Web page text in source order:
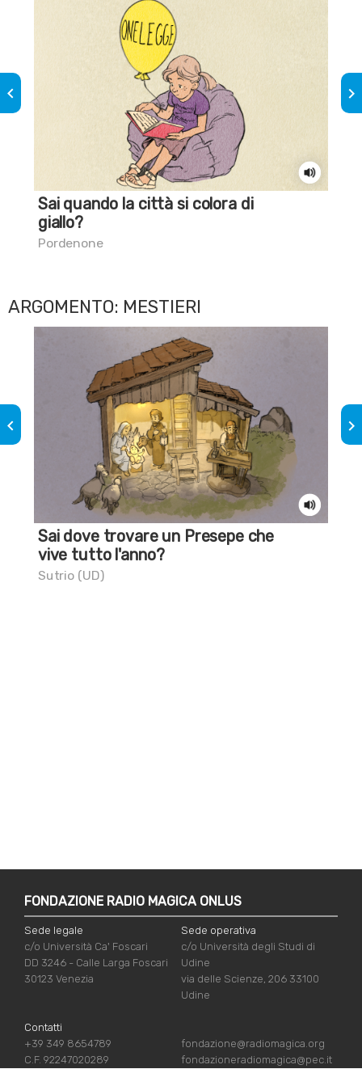
Sai quando la città si colora di
giallo?
Pordenone
keyboard_arrow_left keyboard_arrow_right
ARGOMENTO: MESTIERI
Sai dove trovare un Presepe che
vive tutto l'anno?
Sutrio (UD)
keyboard_arrow_left keyboard_arrow_right
FONDAZIONE RADIO MAGICA ONLUS
Sede legale
c/o Università Ca' Foscari
DD 3246 - Calle Larga Foscari
30123 Venezia
Sede operativa
c/o Università degli Studi di
Udine
via delle Scienze, 206 33100
Udine
Contatti
+39 349 8654789
C.F. 92247020289
fondazione@radiomagica.org
fondazioneradiomagica@pec.it